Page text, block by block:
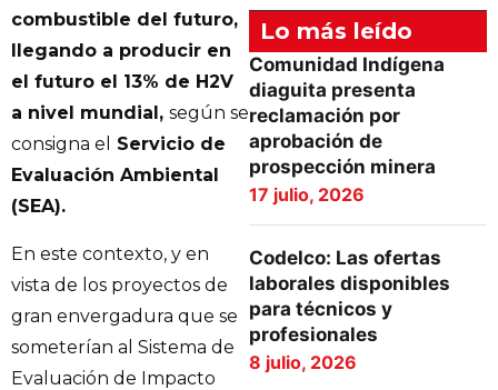
combustible del futuro,
llegando a producir en
el futuro el 13% de H2V
a nivel mundial, según se
consigna el
Servicio de
Evaluación Ambiental
(SEA).
En este contexto, y en
vista de los proyectos de
gran envergadura que se
someterían al Sistema de
Evaluación de Impacto
Lo más leído
Comunidad Indígena
diaguita presenta
reclamación por
aprobación de
prospección minera
17 julio, 2026
Codelco: Las ofertas
laborales disponibles
para técnicos y
profesionales
8 julio, 2026